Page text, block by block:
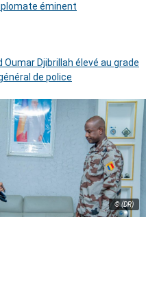
éminent
Oumar Djibrillah élevé au grade
de police
© (DR)